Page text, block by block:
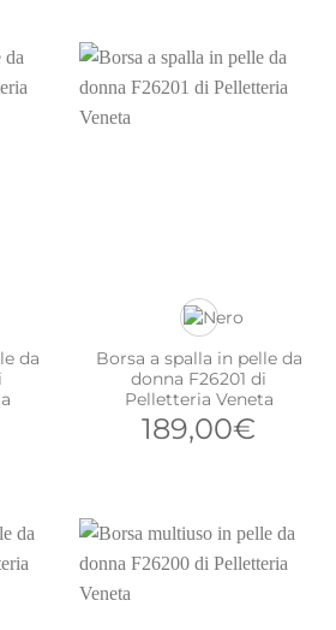
da
attuale
Borsa a spalla in pelle da
donna F26201 di
Pelletteria Veneta
189,00€